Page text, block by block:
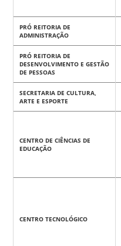
PRÓ REITORIA DE
ADMINISTRAÇÃO
PRÓ REITORIA DE
DESENVOLVIMENTO E GESTÃO
DE PESSOAS
SECRETARIA DE CULTURA,
ARTE E ESPORTE
CENTRO DE CIÊNCIAS DE
EDUCAÇÃO
CENTRO TECNOLÓGICO